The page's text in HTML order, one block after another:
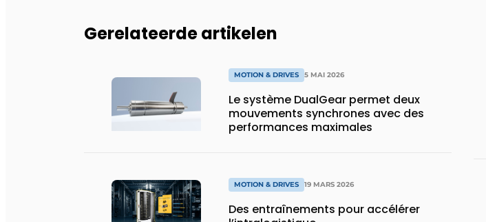
Gerelateerde artikelen
MOTION & DRIVES 5 MAI 2026
Le système DualGear permet deux
mouvements synchrones avec des
performances maximales
MOTION & DRIVES 19 MARS 2026
Des entraînements pour accélérer